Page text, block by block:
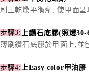
刷上乾燥平衡劑, 使甲面
步驟3: 上鑽石底膠(照燈30-
薄刷鑽石底膠於甲面上,並
步驟4:上Easy color甲油膠